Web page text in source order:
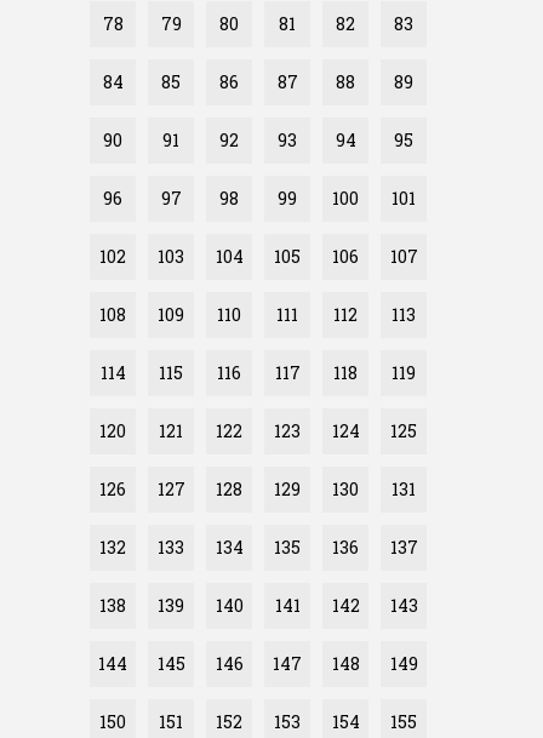
78 79 80 81 82 83
84 85 86 87 88 89
90 91 92 93 94 95
96 97 98 99 100 101
102 103 104 105 106 107
108 109 110 111 112 113
114 115 116 117 118 119
120 121 122 123 124 125
126 127 128 129 130 131
132 133 134 135 136 137
138 139 140 141 142 143
144 145 146 147 148 149
150 151 152 153 154 155